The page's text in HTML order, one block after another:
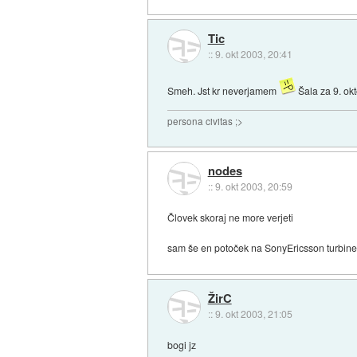
Tic
::9. okt 2003, 20:41
Smeh. Jst kr neverjamem Šala za 9.
persona civitas ;>
nodes
::9. okt 2003, 20:59
Človek skoraj ne more verjeti
sam še en potoček na SonyEricsson
ŽirC
::9. okt 2003, 21:05
bogi jz